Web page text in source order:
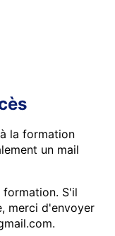
la formation
un mail
formation. S'il
merci d'envoyer